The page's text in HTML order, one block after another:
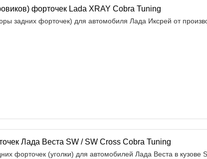
форточек Lada XRAY Cobra Tuning
задних форточек) для автомобиля Лада Иксрей от
Лада Веста SW / SW Cross Cobra Tuning
форточек (уголки) для автомобилей Лада Веста в кузове